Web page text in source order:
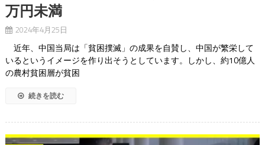
万円未満
2024年4月25日
近年、中国当局は「貧困撲滅」の成果を自賛し、中国が繁栄して
いるというイメージを作り出そうとしています。しかし、約10億人
の農村貧困層が貧困
続きを読む